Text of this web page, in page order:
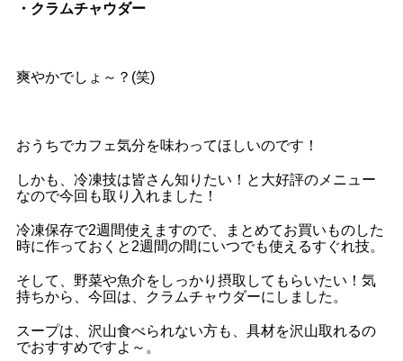
・クラムチャウダー
爽やかでしょ～？(笑)
おうちでカフェ気分を味わってほしいのです！
しかも、冷凍技は皆さん知りたい！と大好評のメニュー
なので今回も取り入れました！
冷凍保存で2週間使えますので、まとめてお買いものした
時に作っておくと2週間の間にいつでも使えるすぐれ技。
そして、野菜や魚介をしっかり摂取してもらいたい！気
持ちから、今回は、クラムチャウダーにしました。
スープは、沢山食べられない方も、具材を沢山取れるの
でおすすめですよ～。